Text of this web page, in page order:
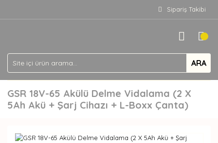
Sipariş Takibi
ARA
GSR 18V-65 Akülü Delme Vidalama (2 X
5Ah Akü + Şarj Cihazı + L-Boxx Çanta)